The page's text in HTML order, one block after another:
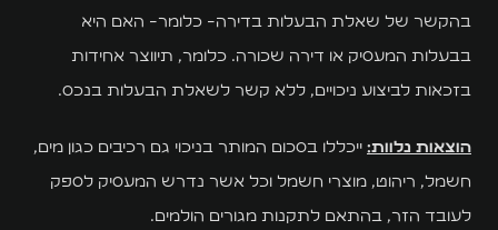
בהקשר של שאלת הבעלות בדירה- כלומר- האם היא
בבעלות המעסיק או דירה שכורה. כלומר, תיווצר אחידות
בזכאות לביצוע ניכויים, ללא קשר לשאלת הבעלות בנכס.
הוצאות נלוות: ייכללו בסכום המותר בניכוי גם רכיבים כגון מים,
חשמל, ריהוט, מוצרי חשמל וכל אשר נדרש המעסיק לספק
לעובד הזר, בהתאם לתקנות מגורים הולמים.